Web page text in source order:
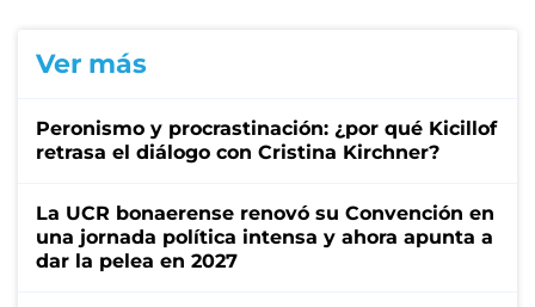
Ver más
Peronismo y procrastinación: ¿por qué Kicillof
retrasa el diálogo con Cristina Kirchner?
La UCR bonaerense renovó su Convención en
una jornada política intensa y ahora apunta a
dar la pelea en 2027